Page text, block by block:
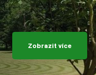
Zobrazit více